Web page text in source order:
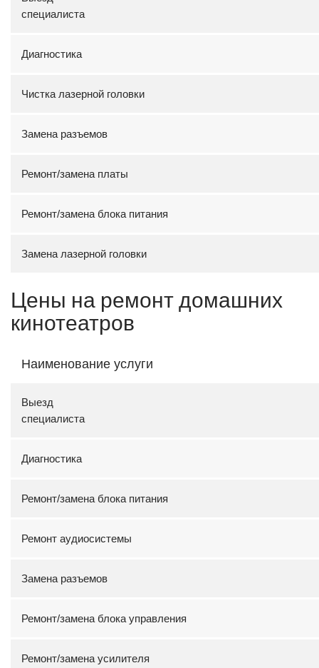
Диагностика
Чистка лазерной головки
Замена разъемов
Ремонт/замена платы
Ремонт/замена блока питания
Замена лазерной головки
Цены на ремонт домашних
кинотеатров
Наименование услуги
Выезд
Диагностика
Ремонт/замена блока питания
Ремонт аудиосистемы
Замена разъемов
Ремонт/замена блока управления
Ремонт/замена усилителя